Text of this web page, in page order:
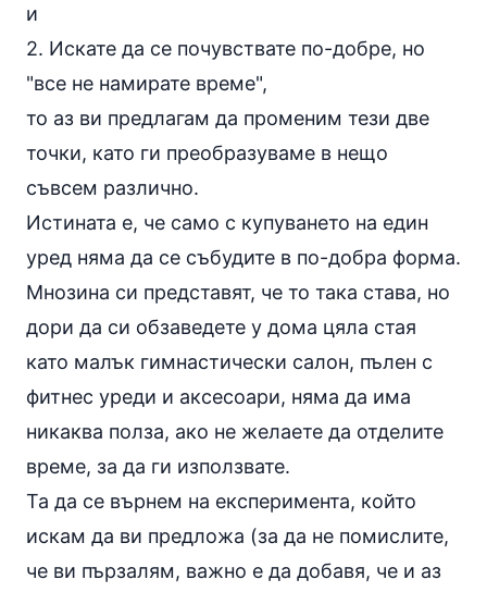
и
2. Искате да се почувствате по-добре, но
"все не намирате време",
то аз ви предлагам да променим тези две
точки, като ги преобразуваме в нещо
съвсем различно.
Истината е, че само с купуването на един
уред няма да се събудите в по-добра форма.
Мнозина си представят, че то така става, но
дори да си обзаведете у дома цяла стая
като малък гимнастически салон, пълен с
фитнес уреди и аксесоари, няма да има
никаква полза, ако не желаете да отделите
време, за да ги използвате.
Та да се върнем на експеримента, който
искам да ви предложа (за да не помислите,
че ви пързалям, важно е да добавя, че и аз